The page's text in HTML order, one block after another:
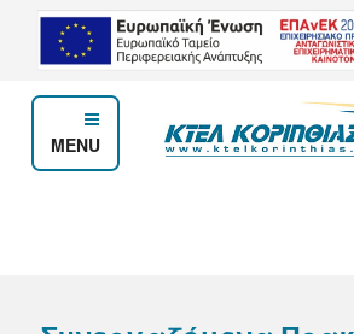
Μετάβαση
περιεχόμενο
MENU